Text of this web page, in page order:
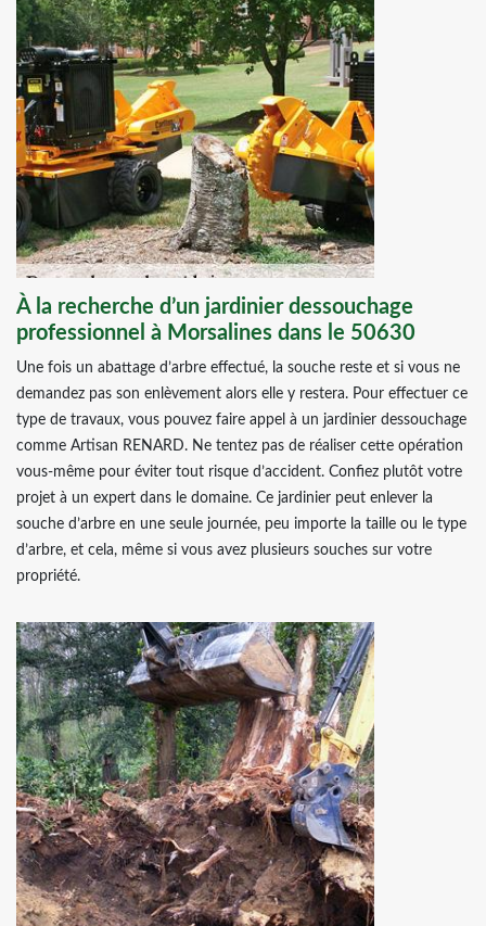
À la recherche d’un jardinier dessouchage
professionnel à Morsalines dans le 50630
Une fois un abattage d’arbre effectué, la souche reste et si vous ne
demandez pas son enlèvement alors elle y restera. Pour effectuer ce
type de travaux, vous pouvez faire appel à un jardinier dessouchage
comme Artisan RENARD. Ne tentez pas de réaliser cette opération
vous-même pour éviter tout risque d’accident. Confiez plutôt votre
projet à un expert dans le domaine. Ce jardinier peut enlever la
souche d’arbre en une seule journée, peu importe la taille ou le type
d’arbre, et cela, même si vous avez plusieurs souches sur votre
propriété.